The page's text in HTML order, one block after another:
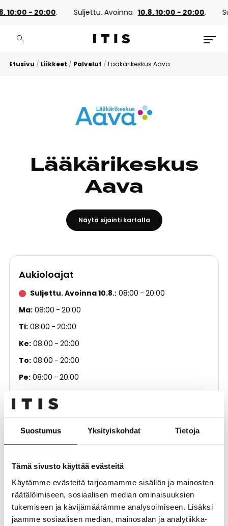
Suostumus Yksityiskohdat Tietoja
Tämä sivusto käyttää evästeitä
Käytämme evästeitä tarjoamamme sisällön ja mainosten
räätälöimiseen, sosiaalisen median ominaisuuksien
tukemiseen ja kävijämäärämme analysoimiseen. Lisäksi
jaamme sosiaalisen median, mainosalan ja analytiikka-
10:00 - 20:00. Suljettu. Avoinna 10.8. 10:00 - 20:00.
Etusivu / Liikkeet / Palvelut / Lääkärikeskus Aava
Lääkärikeskus
Aava
Näytä sijainti kartalla
Aukioloajat
Suljettu. Avoinna 10.8. 08:00
20:00
Ma 08:00
20:00
Ti 08:00
20:00
Ke 08:00
20:00
To 08:00
20:00
Pe 08:00
20:00
Su
09:00
Kauneus ja hyvinvointi Kauneus ja terveys
Kerros
2. kerros
Puhelinnumero
010 380 3838
Kotisivut
https://www.aava.fi/